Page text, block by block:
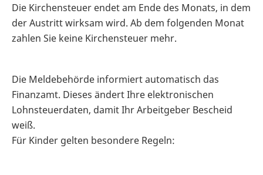
Die Kirchensteuer endet am Ende des Monats, in dem
der Austritt wirksam wird. Ab dem folgenden Monat
zahlen Sie keine Kirchensteuer mehr.
Die Meldebehörde informiert automatisch das
Finanzamt. Dieses ändert Ihre elektronischen
Lohnsteuerdaten, damit Ihr Arbeitgeber Bescheid
weiß.
Für Kinder gelten besondere Regeln: